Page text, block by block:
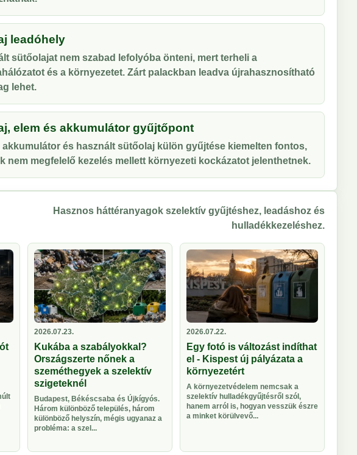
leadóhely
sütőolajat nem szabad lefolyóba önteni, mert terheli a
és a környezetet. Zárt palackban leadva újrahasznosítható
lehet.
elem és akkumulátor gyűjtőpont
akkumulátor és használt sütőolaj külön gyűjtése kiemelten fontos,
nem megfelelő kezelés mellett környezeti kockázatot jelenthetnek.
Hasznos háttéranyagok szelektív gyűjtéshez, leadáshoz és
hulladékkezeléshez.
2026.07.23.
Kukába a szabályokkal?
Országszerte nőnek a
szeméthegyek a szelektív
szigeteknél
Budapest, Békéscsaba és Újkígyós.
Három különböző település, három
különböző helyszín, mégis ugyanaz a
probléma: a szel...
2026.07.22.
Egy fotó is változást indíthat
el - Kispest új pályázata a
környezetért
A környezetvédelem nemcsak a
szelektív hulladékgyűjtésről szól,
hanem arról is, hogyan vesszük észre
a minket körülvevő...